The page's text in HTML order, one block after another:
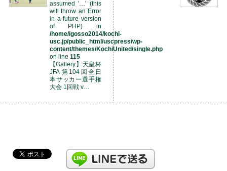
assumed '…' (this
will throw an Error
in a future version
of PHP) in
/home/igosso2014/kochi-
usc.jp/public_html/uscpress/wp-
content/themes/KochiUnited/single.php
on line 115
【Gallery】天皇杯
JFA 第104回全日
本サッカー選手権
大会 1回戦 v…